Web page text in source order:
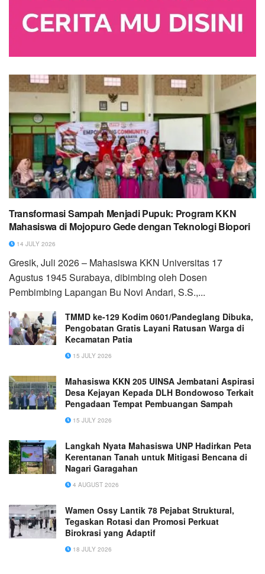
Transformasi Sampah Menjadi Pupuk: Program KKN
Mahasiswa di Mojopuro Gede dengan Teknologi Biopori
14 JULY 2026
Gresik, Juli 2026 – Mahasiswa KKN Universitas 17
Agustus 1945 Surabaya, dibimbing oleh Dosen
Pembimbing Lapangan Bu Novi Andari, S.S.,...
TMMD ke-129 Kodim 0601/Pandeglang Dibuka,
Pengobatan Gratis Layani Ratusan Warga di
Kecamatan Patia
15 JULY 2026
Mahasiswa KKN 205 UINSA Jembatani Aspirasi
Desa Kejayan Kepada DLH Bondowoso Terkait
Pengadaan Tempat Pembuangan Sampah
15 JULY 2026
Langkah Nyata Mahasiswa UNP Hadirkan Peta
Kerentanan Tanah untuk Mitigasi Bencana di
Nagari Garagahan
4 AUGUST 2026
Wamen Ossy Lantik 78 Pejabat Struktural,
Tegaskan Rotasi dan Promosi Perkuat
Birokrasi yang Adaptif
18 JULY 2026